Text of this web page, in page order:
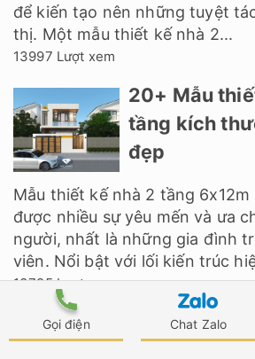
Gọi điện Chat Zalo
để kiến tạo nên những tuyệt
thị. Một mẫu thiết kế nhà 2...
13997 Lượt xem
20+ Mẫu
tầng kích
đẹp
Mẫu thiết kế nhà 2 tầng
được nhiều sự yêu mến và ưa
người, nhất là những gia đình
viên. Nổi bật với lối kiến trúc
13795 Lượt xem